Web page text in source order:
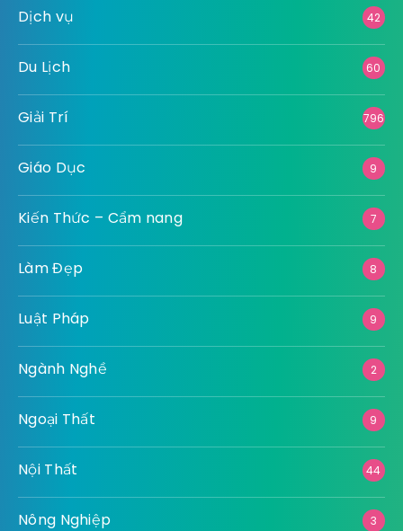
Dịch vụ 42
Du Lịch 60
Giải Trí 796
Giáo Dục 9
Kiến Thức – Cẩm nang 7
Làm Đẹp 8
Luật Pháp 9
Ngành Nghề 2
Ngoại Thất 9
Nội Thất 44
Nông Nghiệp 3